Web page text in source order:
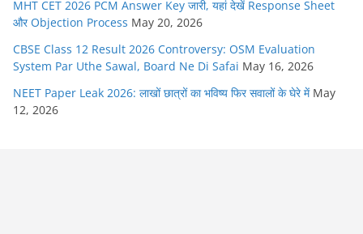
MHT CET 2026 PCM Answer Key जारी, यहां देखें Response Sheet
और Objection Process May 20, 2026
CBSE Class 12 Result 2026 Controversy: OSM Evaluation
System Par Uthe Sawal, Board Ne Di Safai May 16, 2026
NEET Paper Leak 2026: लाखों छात्रों का भविष्य फिर सवालों के घेरे में May
12, 2026